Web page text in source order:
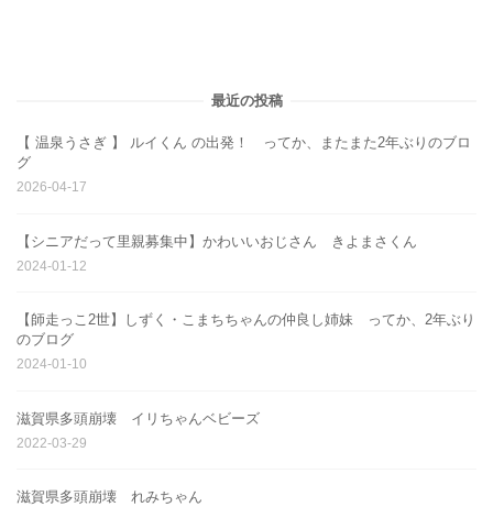
最近の投稿
【 温泉うさぎ 】 ルイくん の出発！ ってか、またまた2年ぶりのブロ
グ
2026-04-17
【シニアだって里親募集中】かわいいおじさん きよまさくん
2024-01-12
【師走っこ2世】しずく・こまちちゃんの仲良し姉妹 ってか、2年ぶり
のブログ
2024-01-10
滋賀県多頭崩壊 イリちゃんベビーズ
2022-03-29
滋賀県多頭崩壊 れみちゃん